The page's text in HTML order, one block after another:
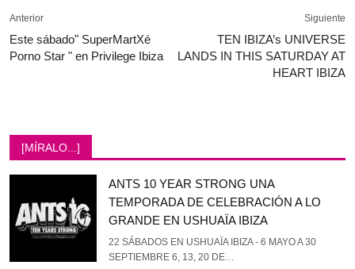
Anterior
Este sábado" SuperMartXé
Porno Star " en Privilege Ibiza
Siguiente
TEN IBIZA’s UNIVERSE
LANDS IN THIS SATURDAY AT
HEART IBIZA
[MÍRALO...]
ANTS 10 YEAR STRONG UNA
TEMPORADA DE CELEBRACIÓN A LO
GRANDE EN USHUAÏA IBIZA
22 SÁBADOS EN USHUAÏA IBIZA - 6 MAYO A 30
SEPTIEMBRE 6, 13, 20 DE…